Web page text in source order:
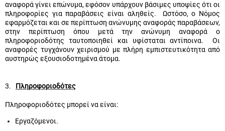
αναφορά γίνει επώνυμα, εφόσον υπάρχουν βάσιμες υποψίες ότι οι
πληροφορίες για παραβάσεις είναι αληθείς. Ωστόσο, ο Νόμος
εφαρμόζεται και σε περίπτωση ανώνυμης αναφοράς παραβάσεων,
στην περίπτωση όπου μετά την ανώνυμη αναφορά ο
πληροφοριοδότης ταυτοποιηθεί και υφίσταται αντίποινα. Οι
αναφορές τυγχάνουν χειρισμού με πλήρη εμπιστευτικότητα από
αυστηρώς εξουσιοδοτημένα άτομα.
3. Πληροφοριοδότες
Πληροφοριοδότες μπορεί να είναι:
Εργαζόμενοι.